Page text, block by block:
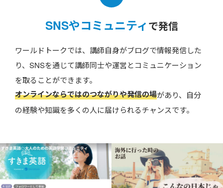
SNSやコミュニティで発信
ワールドトークでは、講師自身がブログで情報発信した
り、SNSを通じて講師同士や運営とコミュニケーション
を取ることができます。
オンラインならではのつながりや発信の場があり、自分
の経験や知識を多くの人に届けられるチャンスです。